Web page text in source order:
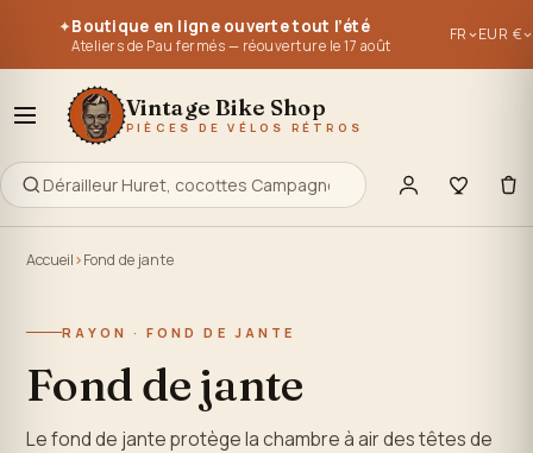
Pièces pour vélos vintage, vélos anciens 1950, 1960, 1970,
Ré-éditions de pièces anciennes - anciens stocks - pièces
Tout pour retaper, entretenir, réparer ou construire votre
pour vélos vintage, vélos anciens 1950, 1960, 1970,
éditions de pièces anciennes - anciens stocks - pièces
pour retaper, entretenir, réparer ou construire votre
✦Boutique en ligne ouverte tout l’été
Ateliers de Pau fermés — réouverture le 17 août
FR EUR €
Vintage Bike Shop
PIÈCES DE VÉLOS RÉTROS
Accueil Fond de jante
RAYON · FOND DE JANTE
Fond de jante
Le fond de jante protège la chambre à air des têtes de